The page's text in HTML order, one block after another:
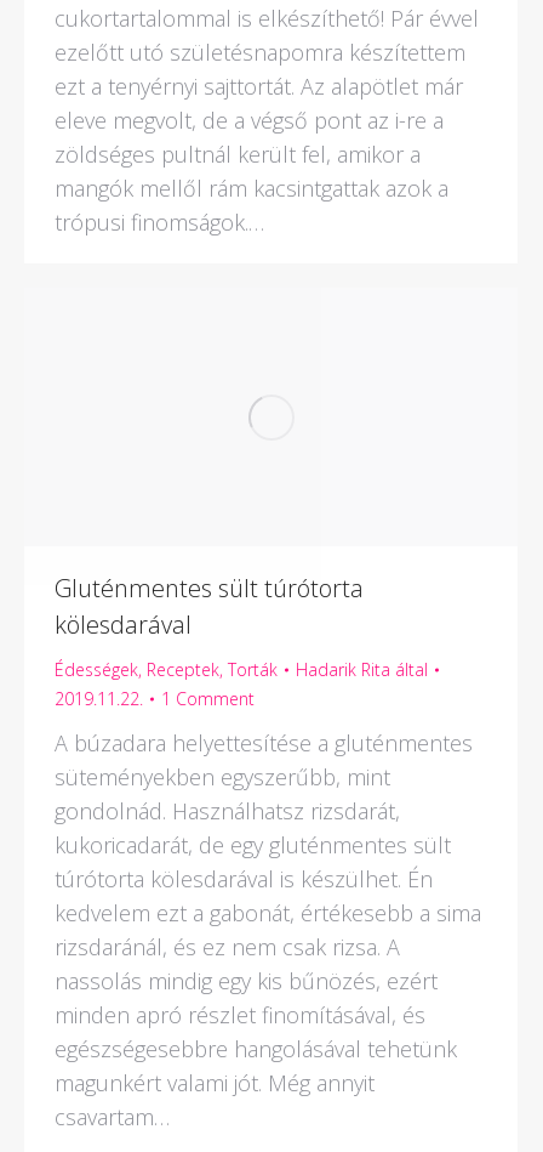
cukortartalommal is elkészíthető! Pár évvel
ezelőtt utó születésnapomra készítettem
ezt a tenyérnyi sajttortát. Az alapötlet már
eleve megvolt, de a végső pont az i-re a
zöldséges pultnál került fel, amikor a
mangók mellől rám kacsintgattak azok a
trópusi finomságok.…
Gluténmentes sült túrótorta
kölesdarával
Édességek, Receptek,Torták Hadarik Rita által
2019.11.22.
1 Comment
A búzadara helyettesítése a gluténmentes
süteményekben egyszerűbb, mint
gondolnád. Használhatsz rizsdarát,
kukoricadarát, de egy gluténmentes sült
túrótorta kölesdarával is készülhet. Én
kedvelem ezt a gabonát, értékesebb a sima
rizsdaránál, és ez nem csak rizsa. A
nassolás mindig egy kis bűnözés, ezért
minden apró részlet finomításával, és
egészségesebbre hangolásával tehetünk
magunkért valami jót. Még annyit
csavartam…